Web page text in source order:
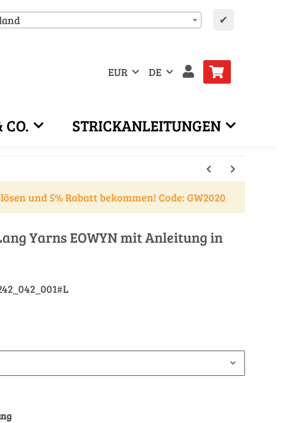
✔
EUR DE
CO. STRICKANLEITUNGEN
und 5% Rabatt bekommen! Code: GW2020
Yarns EOWYN mit Anleitung in